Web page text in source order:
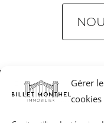
Gérer
cookies